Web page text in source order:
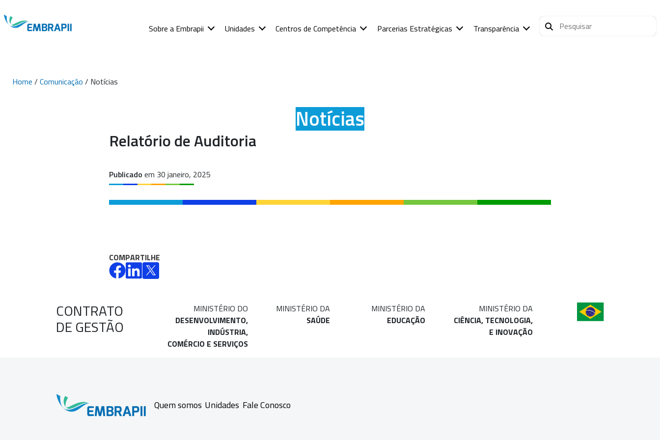
Sobre a Embrapii Unidades Centros de Competência Parcerias Estratégicas Transparência
Home / Comunicação / Notícias
Notícias
Relatório de Auditoria
Publicado em 30 janeiro, 2025
COMPARTILHE
CONTRATO
DE GESTÃO
MINISTÉRIO DO
DESENVOLVIMENTO,
INDÚSTRIA,
COMÉRCIO E SERVIÇOS
MINISTÉRIO DA
SAÚDE
MINISTÉRIO DA
EDUCAÇÃO
MINISTÉRIO DA
CIÊNCIA, TECNOLOGIA,
E INOVAÇÃO
Quem somos Unidades Fale Conosco